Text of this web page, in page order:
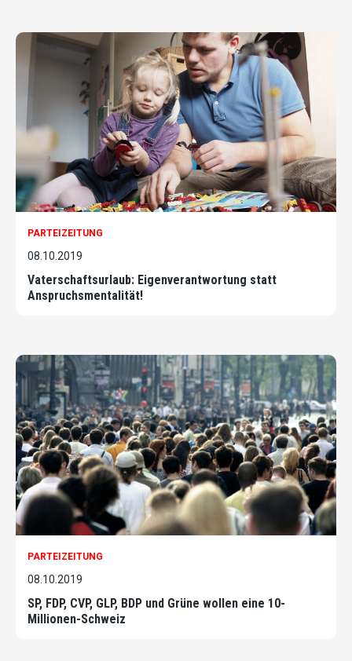
PARTEIZEITUNG
08.10.2019
Vaterschaftsurlaub: Eigenverantwortung statt
Anspruchsmentalität!
PARTEIZEITUNG
08.10.2019
SP, FDP, CVP, GLP, BDP und Grüne wollen eine 10-
Millionen-Schweiz